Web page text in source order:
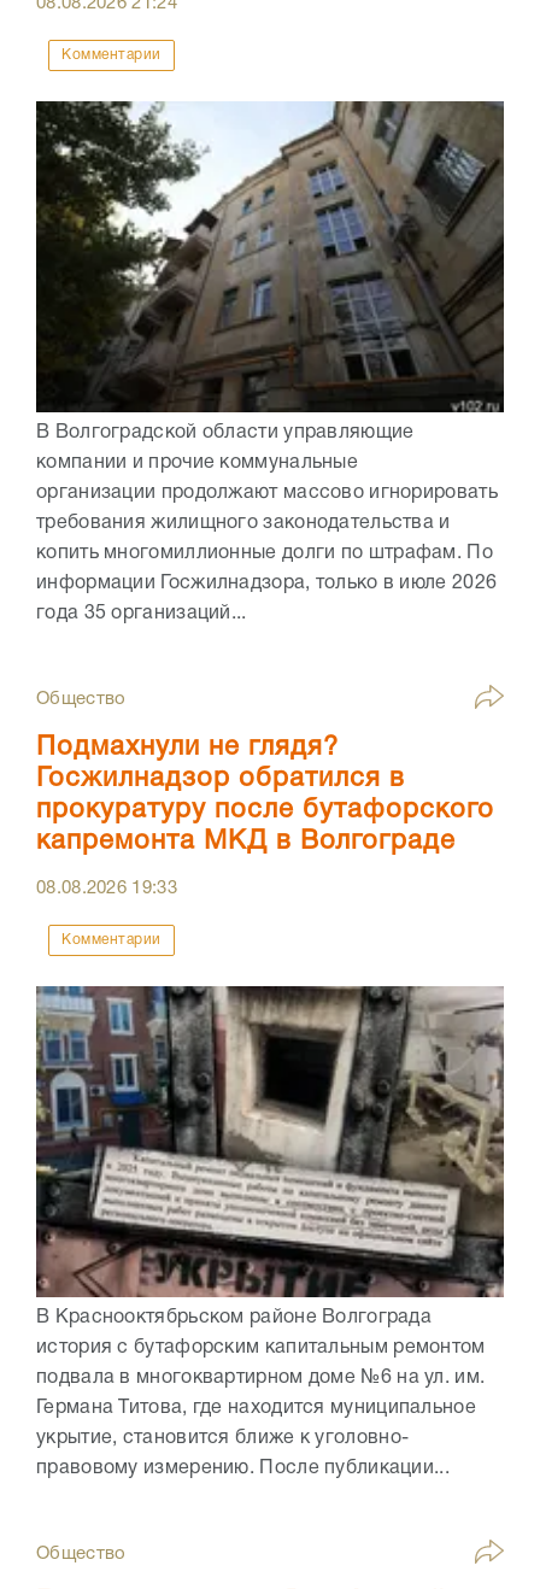
08.08.202621:24
Комментарии
В Волгоградской области управляющие
компании и прочие коммунальные
организации продолжают массово игнорировать
требования жилищного законодательства и
копить многомиллионные долги по штрафам. По
информации Госжилнадзора, только в июле 2026
года 35 организаций...
Общество
Подмахнули не глядя?
Госжилнадзор обратился в
прокуратуру после бутафорского
капремонта МКД в Волгограде
08.08.2026 19:33
Комментарии
В Краснооктябрьском районе Волгограда
история с бутафорским капитальным ремонтом
подвала в многоквартирном доме №6 на ул. им.
Германа Титова, где находится муниципальное
укрытие, становится ближе к уголовно-
правовому измерению. После публикации...
Общество